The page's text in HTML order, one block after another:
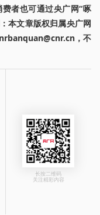
者也可通过央广网“啄
本文章版权归属央广网
，不
长按二维码
关注精彩内容